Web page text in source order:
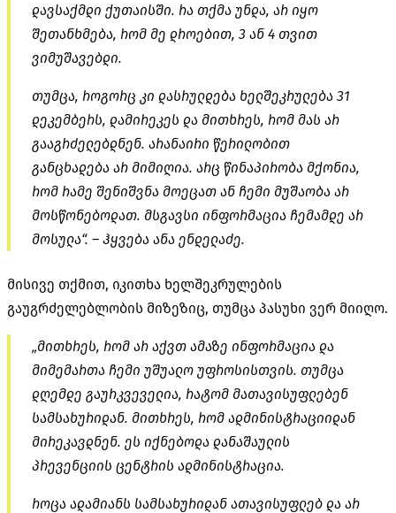
დავსაქმდი ქუთაისში. რა თქმა უნდა, არ იყო
შეთანხმება, რომ მე დროებით, 3 ან 4 თვით
ვიმუშავებდი.
თუმცა, როგორც კი დასრულდება ხელშეკრულება 31
დეკემბერს, დამირეკეს და მითხრეს, რომ მას არ
გააგრძელებდნენ. არანაირი წერილობით
განცხადება არ მიმიღია. არც წინაპირობა მქონია,
რომ რამე შენიშვნა მოეცათ ან ჩემი მუშაობა არ
მოსწონებოდათ. მსგავსი ინფორმაცია ჩემამდე არ
მოსულა“. – ჰყვება ანა ენდელაძე.
მისივე თქმით, იკითხა ხელშეკრულების
გაუგრძელებლობის მიზეზიც, თუმცა პასუხი ვერ მიიღო.
„მითხრეს, რომ არ აქვთ ამაზე ინფორმაცია და
მიმემართა ჩემი უშუალო უფროსისთვის. თუმცა
დღემდე გაურკვეველია, რატომ მათავისუფლებენ
სამსახურიდან. მითხრეს, რომ ადმინისტრაციიდან
მირეკავდნენ. ეს იქნებოდა დანაშაულის
პრევენციის ცენტრის ადმინისტრაცია.
როცა ადამიანს სამსახურიდან ათავისუფლებ და არ